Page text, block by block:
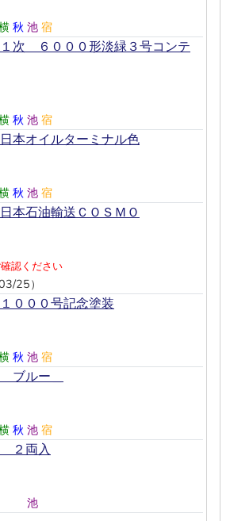
秋 池 宿
次 ６０００形淡緑３号コンテ
秋 池 宿
本オイルターミナル色
秋 池 宿
本石油輸送ＣＯＳＭＯ
認ください
25）
０００号記念塗装
秋 池 宿
ブルー＿
秋 池 宿
２両入
池